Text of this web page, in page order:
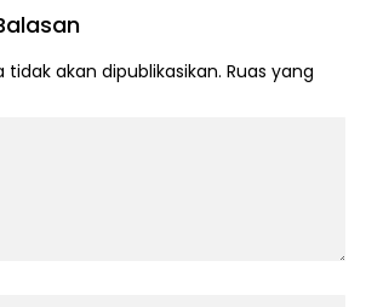
akan dipublikasikan. Ruas yang